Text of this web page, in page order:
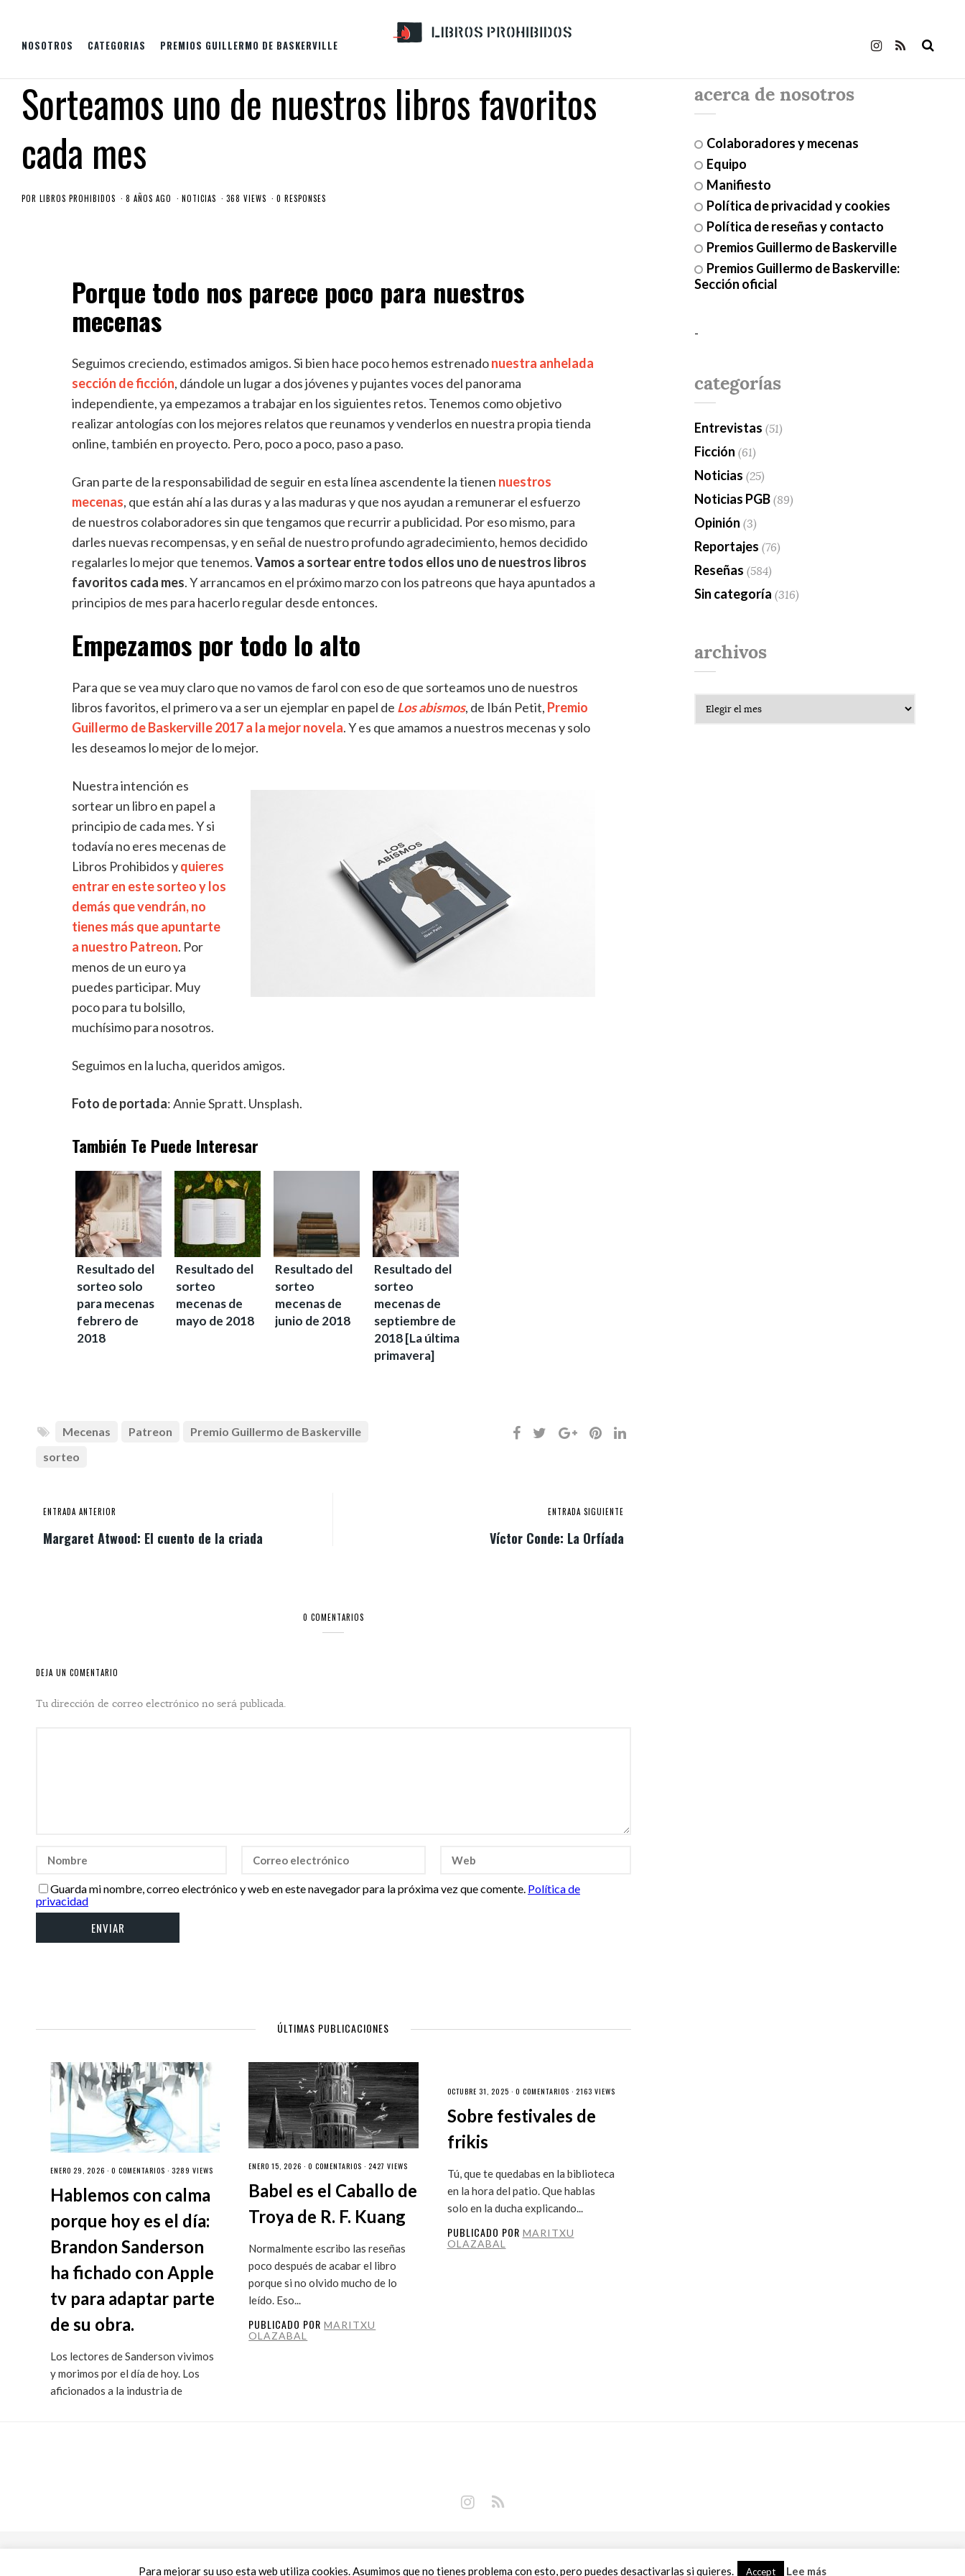
NOSOTROS CATEGORIAS PREMIOS GUILLERMO DE BASKERVILLE
Sorteamos uno de nuestros libros favoritos
cada mes
POR LIBROS PROHIBIDOS 8 AÑOS AGO NOTICIAS 368 VIEWS 0 RESPONSES
Porque todo nos parece poco para nuestros
mecenas
Seguimos creciendo, estimados amigos. Si bien hace poco hemos estrenadonuestra anhelada
sección de ficción, dándole un lugar a dos jóvenes y pujantes voces del panorama
independiente, ya empezamos a trabajar en los siguientes retos. Tenemos como objetivo
realizar antologías con los mejores relatos que reunamos y venderlos en nuestra propia tienda
online, también en proyecto. Pero, poco a poco, paso a paso.
Gran parte de la responsabilidad de seguir en esta línea ascendente la tienen nuestros
mecenas, que están ahí a las duras y a las maduras y que nos ayudan a remunerar el esfuerzo
de nuestros colaboradores sin que tengamos que recurrir a publicidad. Por eso mismo, para
darles nuevas recompensas, y en señal de nuestro profundo agradecimiento, hemos decidido
regalarles lo mejor que tenemos.Vamos a sortear entre todos ellos uno de nuestros libros
favoritos cada mes. Y arrancamos en el próximo marzo con los patreons que haya apuntados a
principios de mes para hacerlo regular desde entonces.
Empezamos por todo lo alto
Para que se vea muy claro que no vamos de farol con eso de que sorteamos uno de nuestros
libros favoritos, el primero va a ser un ejemplar en papel de Los abismos, de Ibán Petit, Premio
Guillermo de Baskerville 2017 a la mejor novela. Y es que amamos a nuestros mecenas y solo
les deseamos lo mejor de lo mejor.
Nuestra intención es
sortear un libro en papel a
principio de cada mes. Y si
todavía no eres mecenas de
Libros Prohibidos yquieres
entrar en este sorteo y los
demás que vendrán, no
tienes más que apuntarte
a nuestro Patreon. Por
menos de un euro ya
puedes participar. Muy
poco para tu bolsillo,
muchísimo para nosotros.
Seguimos en la lucha, queridos amigos.
Foto de portada: Annie Spratt. Unsplash.
También Te Puede Interesar
Resultado del
sorteo solo
para mecenas
febrero de
2018
Resultado del
sorteo
mecenas de
mayo de 2018
Resultado del
sorteo
mecenas de
junio de 2018
Resultado del
sorteo
mecenas de
septiembre de
2018 [La última
primavera]
Mecenas Patreon
Premio Guillermo de Baskerville
sorteo
ENTRADA ANTERIOR
Margaret Atwood: El cuento de la criada
ENTRADA SIGUIENTE
Víctor Conde: La Orfíada
0 COMENTARIOS
DEJA UN COMENTARIO
Tu dirección de correo electrónico no será publicada.
Guarda mi nombre, correo electrónico y web en este navegador para la próxima vez que comente. Política de
privacidad
ÚLTIMAS PUBLICACIONES
ENERO 29, 2026 · 0 COMENTARIOS · 3289 VIEWS
Hablemos con calma
porque hoy es el día:
Brandon Sanderson
ha fichado con Apple
tv para adaptar parte
de su obra.
Los lectores de Sanderson vivimos
y morimos por el día de hoy. Los
aficionados a la industria de
ENERO 15, 2026 ·0 COMENTARIOS · 2427 VIEWS
Babel es el Caballo de
Troya de R. F. Kuang
Normalmente escribo las reseñas
poco después de acabar el libro
porque si no olvido mucho de lo
leído. Eso...
PUBLICADO PORMARITXU
OLAZABAL
OCTUBRE 31, 2025 · 0 COMENTARIOS · 2163 VIEWS
Sobre festivales de
frikis
Tú, que te quedabas en la biblioteca
en la hora del patio. Que hablas
solo en la ducha explicando...
PUBLICADO POR MARITXU
OLAZABAL
acerca de nosotros
Colaboradores y mecenas
Equipo
Manifiesto
Política de privacidad y cookies
Política de reseñas y contacto
Premios Guillermo de Baskerville
Premios Guillermo de Baskerville:
Sección oficial
-
categorías
Entrevistas (51)
Ficción (61)
Noticias (25)
Noticias PGB (89)
Opinión (3)
Reportajes (76)
Reseñas (584)
Sin categoría (316)
archivos
Para mejorar su uso esta web utiliza cookies. Asumimos que no tienes problema con esto, pero puedes desactivarlas si quieres. Accept Lee más